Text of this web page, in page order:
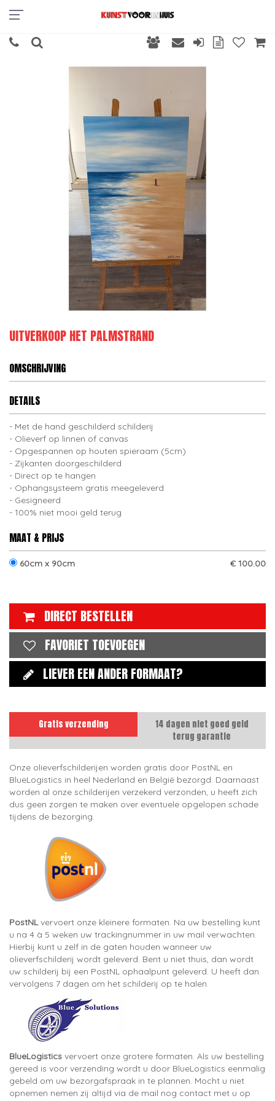
UITVERKOOP HET PALMSTRAND
OMSCHRIJVING
DETAILS
Met de hand geschilderd schilderij
Olieverf op linnen of canvas
Opgespannen op houten spieraam (5cm)
Zijkanten doorgeschilderd
Direct op te hangen
Ophangsysteem gratis meegeleverd
Gesigneerd
100% niet mooi geld terug
MAAT & PRIJS
60cm x 90cm € 100.00
DIRECT BESTELLEN
FAVORIET TOEVOEGEN
LIEVER EEN ANDER FORMAAT?
Gratis verzending
14 dagen niet goed geld
terug garantie
Onze olieverfschilderijen worden gratis door PostNL en
BlueLogistics in heel Nederland en België bezorgd. Daarnaast
worden al onze schilderijen verzekerd verzonden, u heeft zich
dus geen zorgen te maken over eventuele opgelopen schade
tijdens de bezorging.
PostNLvervoert onze kleinere formaten. Na uw bestelling kunt
u na 4 à 5 weken uw trackingnummer in uw mail verwachten.
Hierbij kunt u zelf in de gaten houden wanneer uw
olieverfschilderij wordt geleverd. Bent u niet thuis, dan wordt
uw schilderij bij een PostNL ophaalpunt geleverd. U heeft dan
vervolgens 7 dagen om het schilderij op te halen.
BlueLogistics vervoert onze grotere formaten. Als uw bestelling
gereed is voor verzending wordt u door BlueLogistics eenmalig
gebeld om uw bezorgafspraak in te plannen. Mocht u niet
opnemen nemen zij altijd via de mail nog contact met u op